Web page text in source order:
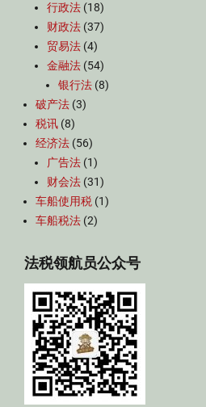
行政法 (18)
财政法 (37)
贸易法 (4)
金融法 (54)
银行法 (8)
破产法 (3)
税讯 (8)
经济法 (56)
广告法 (1)
财会法 (31)
车船使用税 (1)
车船税法 (2)
法税领航员公众号